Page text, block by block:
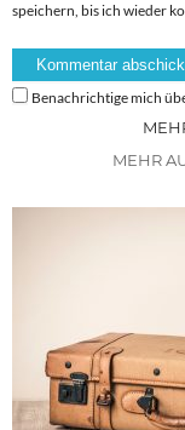
speichern, bis ich wieder
Benachrichtige mich
MEHR